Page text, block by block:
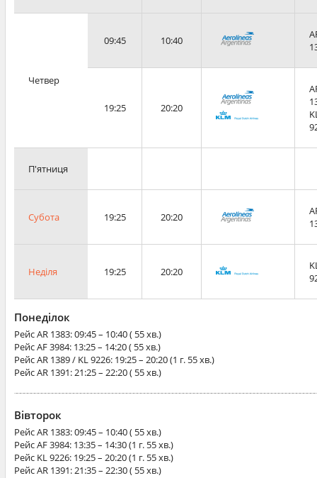
Четвер
09:45 10:40
19:25 20:20
П'ятниця
Субота 19:25 20:20
Неділя 19:25 20:20
Понеділок
РейсAR 1383: 09:45 – 10:40 ( 55 хв.)
РейсAF 3984: 13:25 – 14:20 ( 55 хв.)
РейсAR 1389 / KL 9226: 19:25 – 20:20 (1 г. 55 хв.)
РейсAR 1391: 21:25 – 22:20 ( 55 хв.)
Вівторок
РейсAR 1383: 09:45 – 10:40 ( 55 хв.)
РейсAF 3984: 13:35 – 14:30 (1 г. 55 хв.)
Рейс KL 9226: 19:25 – 20:20 (1 г. 55 хв.)
РейсAR 1391: 21:35 – 22:30 ( 55 хв.)